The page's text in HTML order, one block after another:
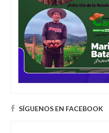
SÍGUENOS EN FACEBOOK